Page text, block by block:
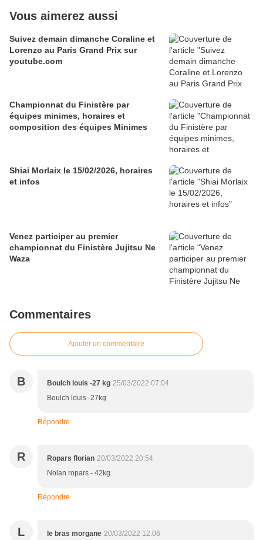
Vous aimerez aussi
Suivez demain dimanche Coraline et
Lorenzo au Paris Grand Prix sur
youtube.com
Championnat du Finistère par
équipes minimes, horaires et
composition des équipes Minimes
Shiai Morlaix le 15/02/2026, horaires
et infos
Venez participer au premier
championnat du Finistère Jujitsu Ne
Waza
Commentaires
Ajouter un commentaire
B Boulch louis -27 kg 25/03/2022 07:04
Boulch louis -27kg
Répondre
R Ropars florian 20/03/2022 20:54
Nolan ropars - 42kg
Répondre
L le bras morgane 20/03/2022 12:06